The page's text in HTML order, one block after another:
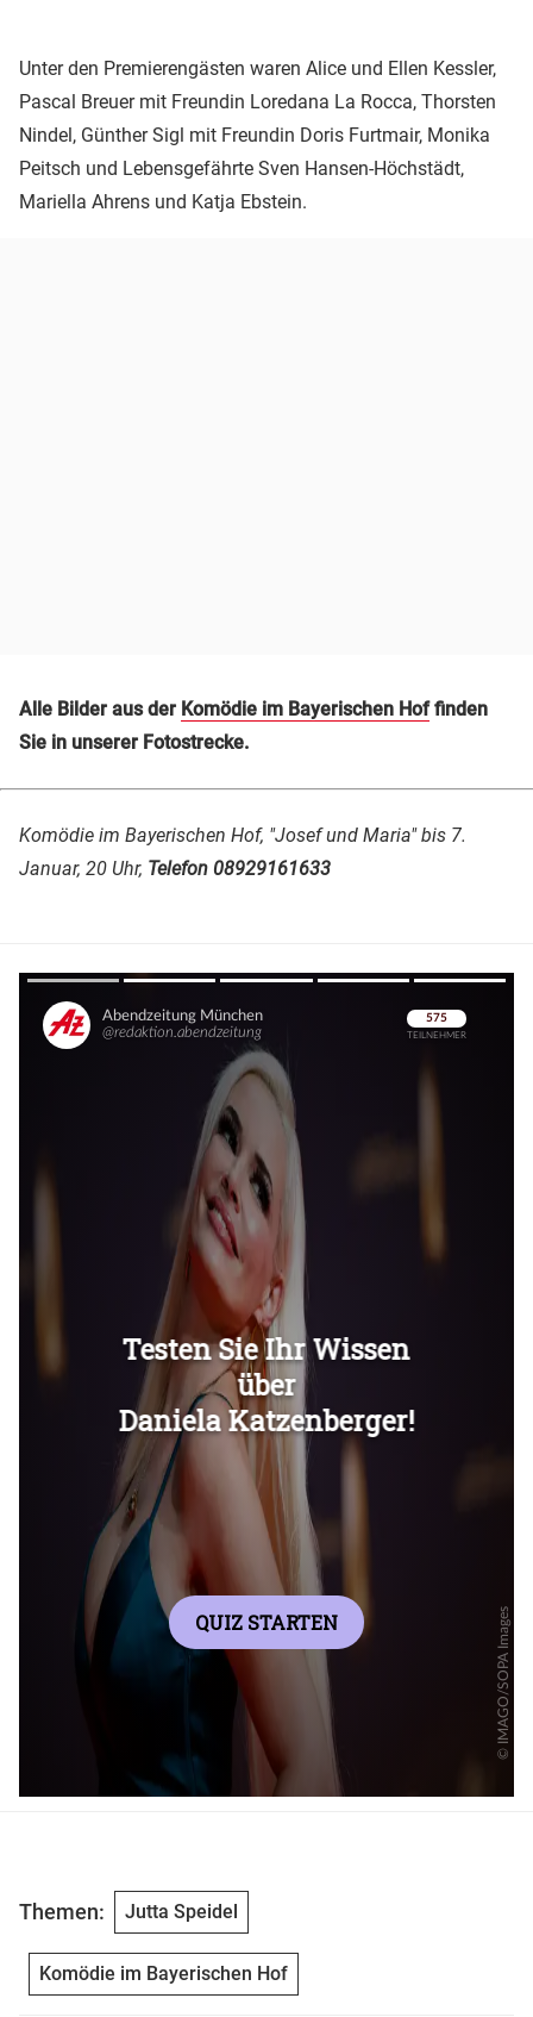
Unter den Premierengästen waren Alice und Ellen Kessler,
Pascal Breuer mit Freundin Loredana La Rocca, Thorsten
Nindel, Günther Sigl mit Freundin Doris Furtmair, Monika
Peitsch und Lebensgefährte Sven Hansen-Höchstädt,
Mariella Ahrens und Katja Ebstein.
Alle Bilder aus der Komödie im Bayerischen Hoffinden
Sie in unserer Fotostrecke.
Komödie im Bayerischen Hof, "Josef und Maria" bis 7.
Januar, 20 Uhr, Telefon 08929161633
Überspringen
Themen: Jutta Speidel
Komödie im Bayerischen Hof